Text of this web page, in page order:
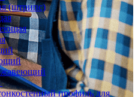
(штрипс)
профиль для